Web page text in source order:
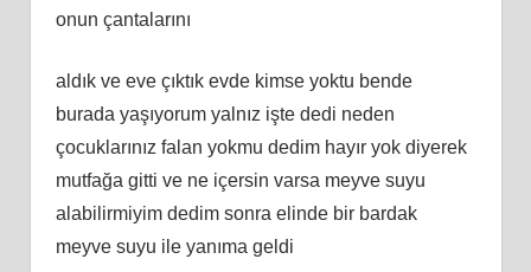
onun çantalarını
aldık ve eve çıktık evde kimse yoktu bende
burada yaşıyorum yalnız işte dedi neden
çocuklarınız falan yokmu dedim hayır yok diyerek
mutfağa gitti ve ne içersin varsa meyve suyu
alabilirmiyim dedim sonra elinde bir bardak
meyve suyu ile yanıma geldi